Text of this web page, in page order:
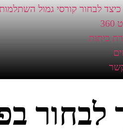
כיצד לבחור קורסי גמול השתלמות
כיתות
לבחור